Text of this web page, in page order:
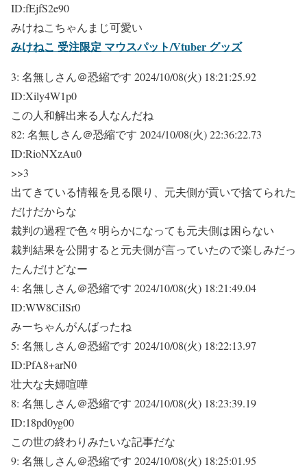
ID:fEjfS2e90
みけねこちゃんまじ可愛い
みけねこ 受注限定 マウスパット/Vtuber グッズ
3: 名無しさん＠恐縮です 2024/10/08(火) 18:21:25.92
ID:Xily4W1p0
この人和解出来る人なんだね
82: 名無しさん＠恐縮です 2024/10/08(火) 22:36:22.73
ID:RioNXzAu0
>>3
出てきている情報を見る限り、元夫側が貢いで捨てられた
だけだからな
裁判の過程で色々明らかになっても元夫側は困らない
裁判結果を公開すると元夫側が言っていたので楽しみだっ
たんだけどなー
4: 名無しさん＠恐縮です 2024/10/08(火) 18:21:49.04
ID:WW8CiISr0
みーちゃんがんばったね
5: 名無しさん＠恐縮です 2024/10/08(火) 18:22:13.97
ID:PfA8+arN0
壮大な夫婦喧嘩
8: 名無しさん＠恐縮です 2024/10/08(火) 18:23:39.19
ID:18pd0yg00
この世の終わりみたいな記事だな
9: 名無しさん＠恐縮です 2024/10/08(火) 18:25:01.95